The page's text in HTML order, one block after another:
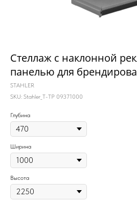
Стеллаж с наклонной
панелью для
STAHLER
SKU: Stahler_T-TP 09371000
Глубина
Ширина
Высота